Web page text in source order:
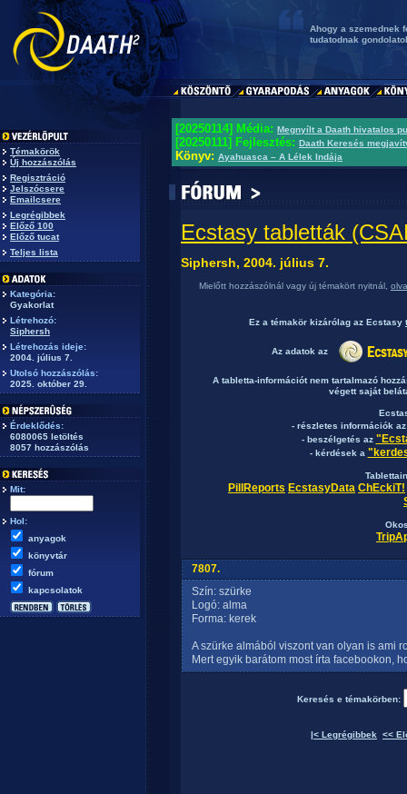
Ahogy a szemednek
tudatodnak
Témakörök
Új hozzászólás
Regisztráció
Jelszócsere
Emailcsere
Legrégibbek
Előző 100
Előző tucat
Teljes lista
Kategória:
Gyakorlat
Létrehozó:
Siphersh
Létrehozás ideje:
2004. július 7.
Utolsó hozzászólás:
2025. október 29.
Érdeklődés:
6080065 letöltés
8057 hozzászólás
Mit:
Hol:
anyagok
könyvtár
fórum
kapcsolatok
[20250114] Média: Megnyílt a Daath hivatalos
[20250111] Fejlesztés: Daath Keresés
Könyv: Ayahuasca – A Lélek Indája
Ecstasy tabletták
Siphersh, 2004. július 7.
Mielőtt hozzászólnál vagy új témakört nyitnál,
Ez a témakör kizárólag az Ecstasy
Az adatok az
A tabletta-információt nem tartalmazó
végett saját
- részletes információk
- beszélgetés az
- kérdések a
PillReports EcstasyData ChEckiT!
7807.
Szín: szürke
Logó: alma
Forma: kerek
A szürke almából viszont van olyan is ami
Mert egyik barátom most írta facebookon,
Keresés e témakörben:
|< Legrégibbek <<